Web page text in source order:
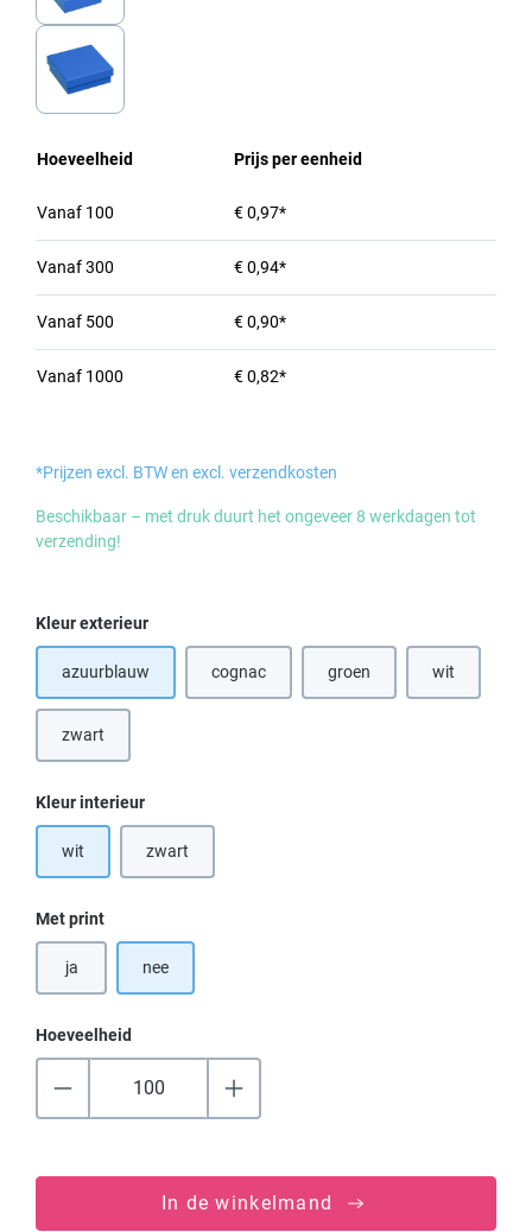
Hoeveelheid Prijs per eenheid
Vanaf 100 € 0,97*
Vanaf300 € 0,94*
Vanaf 500 € 0,90*
Vanaf 1000 € 0,82*
*Prijzen excl. BTW en excl. verzendkosten
Beschikbaar – met druk duurt het ongeveer 8 werkdagen tot
verzending!
Selecteer
Kleur exterieur
azuurblauw cognac(Deze optie is momenteel niet beschikbaar.)
groen wit
zwart(Deze optie is momenteel niet beschikbaar.)
Selecteer
Kleur interieur
wit zwart(Deze optie is momenteel niet beschikbaar.)
Selecteer
Met print
ja nee
Hoeveelheid
In de winkelmand